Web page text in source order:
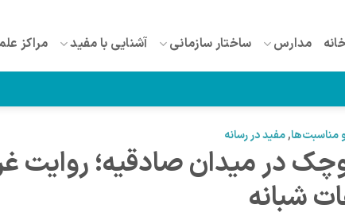
مدارس ساختار سازمانی آشنایی با مفید مراکز
مناسبت‌ها,مفید در رسانه
در میدان صادقیه؛ روایت
شبانه